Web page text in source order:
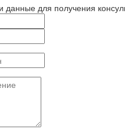
данные для получения